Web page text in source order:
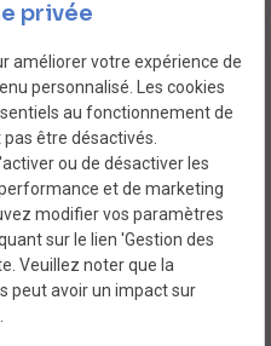
privée
améliorer votre expérience de
personnalisé. Les cookies
au fonctionnement de
être désactivés.
ou de désactiver les
et de marketing
modifier vos paramètres
sur le lien 'Gestion des
Veuillez noter que la
peut avoir un impact sur